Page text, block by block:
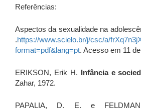
Referências:
Aspectos da sexualidade na
.https://www.scielo.br/j/csc/a/
format=pdf&lang=pt. Acesso em 11
ERIKSON, Erik H. Infância e
Zahar, 1972.
PAPALIA, D. E. e